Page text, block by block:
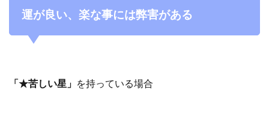
運が良い、楽な事には弊害がある
「★苦しい星」 を持っている場合